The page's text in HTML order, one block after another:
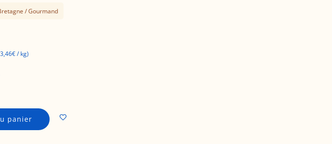
/ Gourmand
/kg)
panier